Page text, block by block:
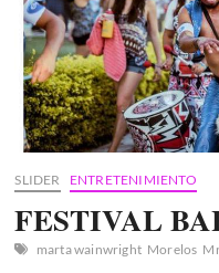
SLIDER ENTRETENIMIENTO
FESTIVAL
marta wainwright Morelos